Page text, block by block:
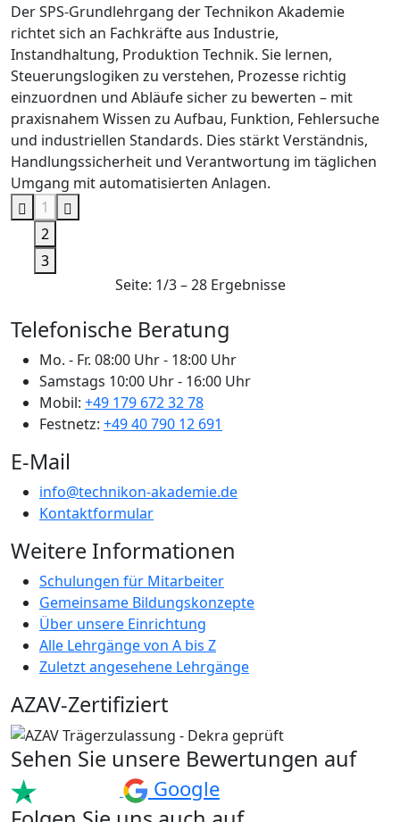
Der SPS-Grundlehrgang der Technikon Akademie
richtet sich an Fachkräfte aus Industrie,
Instandhaltung, Produktion Technik. Sie lernen,
Steuerungslogiken zu verstehen, Prozesse richtig
einzuordnen und Abläufe sicher zu bewerten – mit
praxisnahem Wissen zu Aufbau, Funktion, Fehlersuche
und industriellen Standards. Dies stärkt Verständnis,
Handlungssicherheit und Verantwortung im täglichen
Umgang mit automatisierten Anlagen.
Seite: 1/3 – 28 Ergebnisse
1
2
3
Telefonische Beratung
Mo. - Fr. 08:00 Uhr - 18:00 Uhr
Samstags 10:00 Uhr - 16:00 Uhr
Mobil: +49 179 672 32 78
Festnetz: +49 40 790 12 691
E-Mail
info@technikon-akademie.de
Kontaktformular
Weitere Informationen
Schulungen für Mitarbeiter
Gemeinsame Bildungskonzepte
Über unsere Einrichtung
Alle Lehrgänge von A bis Z
Zuletzt angesehene Lehrgänge
AZAV-Zertifiziert
Sehen Sie unsere Bewertungen auf
Google